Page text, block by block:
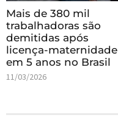
Mais de 380 mil
trabalhadoras são
demitidas após
licença-maternidade
em 5 anos no Brasil
11/03/2026